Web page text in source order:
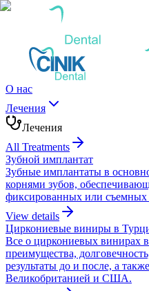
О нас
Лечения
Лечения
All Treatments
Зубной имплантат
Зубные имплантаты в
корнями зубов,
фиксированных или съемных
View details
Циркониевые виниры в
Все о циркониевых винирах
преимущества,
результаты до и после, а
Великобританией и США.